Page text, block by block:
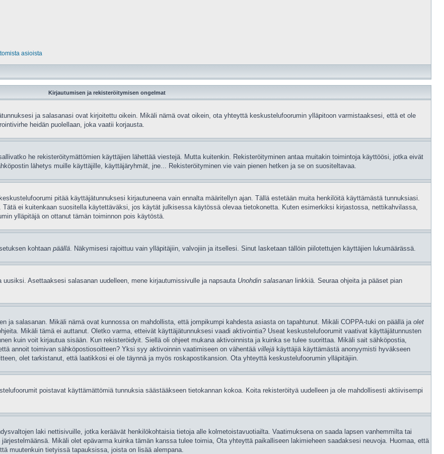
asioista
Kirjautumisen ja rekisteröitymisen ongelmat
ja salasanasi ovat kirjoitettu oikein. Mikäli nämä ovat oikein, ota yhteyttä keskustelufoorumin ylläpitoon varmistaaksesi, että et ole
heidän puolellaan, joka vaatii korjausta.
he rekisteröitymättömien käyttäjien lähettää viestejä. Mutta kuitenkin. Rekisteröityminen antaa muitakin toimintoja käyttöösi, jotka eivät
lähetys muille käyttäjille, käyttäjäryhmät, jne... Rekisteröityminen vie vain pienen hetken ja se on suositeltavaa.
pitää käyttäjätunnuksesi kirjautuneena vain ennalta määritellyn ajan. Tällä estetään muita henkilöitä käyttämästä tunnuksiasi.
ei kuitenkaan suositella käytettäväksi, jos käytät julkisessa käytössä olevaa tietokonetta. Kuten esimerkiksi kirjastossa, nettikahvilassa,
ylläpitäjä on ottanut tämän toiminnon pois käytöstä.
kohtaan päällä. Näkymisesi rajoittuu vain ylläpitäjiin, valvojiin ja itsellesi. Sinut lasketaan tällöin piilotettujen käyttäjien lukumäärässä.
Asettaaksesi salasanan uudelleen, mene kirjautumissivulle ja napsauta Unohdin salasanan linkkiä. Seuraa ohjeita ja pääset pian
ja salasanan. Mikäli nämä ovat kunnossa on mahdollista, että jompikumpi kahdesta asiasta on tapahtunut. Mikäli COPPA-tuki on päällä ja olet
Mikäli tämä ei auttanut. Oletko varma, etteivät käyttäjätunnuksesi vaadi aktivointia? Useat keskustelufoorumit vaativat käyttäjätunnusten
kuin voit kirjautua sisään. Kun rekisteröidyit. Siellä oli ohjeet mukana aktivoinnista ja kuinka se tulee suorittaa. Mikäli sait sähköpostia,
annoit toimivan sähköpostiosoitteen? Yksi syy aktivoinnin vaatimiseen on vähentää villejä käyttäjiä käyttämästä anonyymisti hyväkseen
olet tarkistanut, että laatikkosi ei ole täynnä ja myös roskapostikansion. Ota yhteyttä keskustelufoorumin ylläpitäjiin.
poistavat käyttämättömiä tunnuksia säästääkseen tietokannan kokoa. Koita rekisteröityä uudelleen ja ole mahdollisesti aktiivisempi
laki nettisivuille, jotka keräävät henkilökohtaisia tietoja alle kolmetoistavuotiailta. Vaatimuksena on saada lapsen vanhemmilta tai
Mikäli olet epävarma kuinka tämän kanssa tulee toimia, Ota yhteyttä paikalliseen lakimieheen saadaksesi neuvoja. Huomaa, että
muutenkuin tietyissä tapauksissa, joista on lisää alempana.